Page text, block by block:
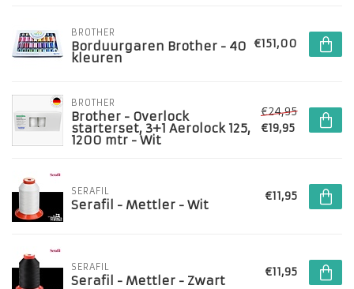
BROTHER
Borduurgaren Brother - 40
kleuren
€151,00
BROTHER
Brother - Overlock
starterset, 3+1 Aerolock 125,
1200 mtr - Wit
€24,95
€19,95
SERAFIL
Serafil - Mettler - Wit
€11,95
SERAFIL
Serafil - Mettler - Zwart
€11,95